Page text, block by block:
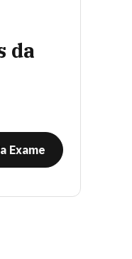
da
Exame